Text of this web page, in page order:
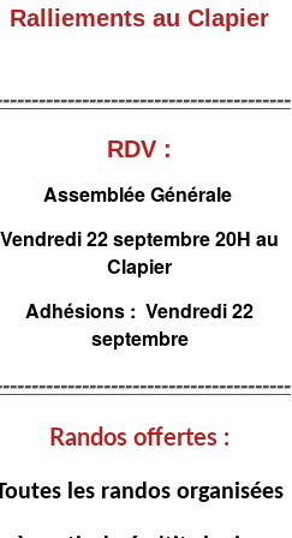
Ralliements au Clapier
RDV :
Assemblée Générale
Vendredi 22 septembre 20H au
Clapier
Adhésions : Vendredi 22
septembre
Randos offertes :
outes les randos organisées